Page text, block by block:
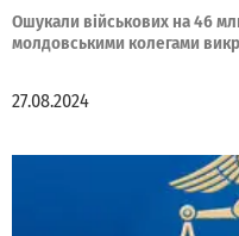
Ошукали військових на 46
молдовськими колегами
27.08.2024